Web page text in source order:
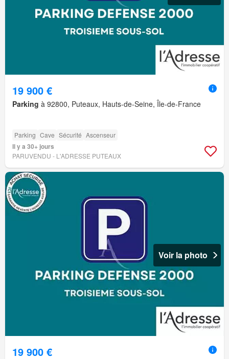
19 900 €
Parking à 92800, Puteaux, Hauts-de-Seine, Île-de-France
Parking Cave Sécurité Ascenseur
Il y a 30+ jours
PARUVENDU - L'ADRESSE PUTEAUX
Voir la photo
19 900 €